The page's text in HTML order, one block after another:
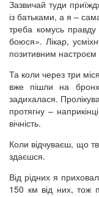
Зазвичай туди
із батьками, а я –
треба комусь
боюся». Лікар,
позитивним
Та коли через три
вже пішли на
задихалася.
протягну –
вічність.
Коли відчуваєш, що
здаєшся.
Від рідних я
150 км від них, тож